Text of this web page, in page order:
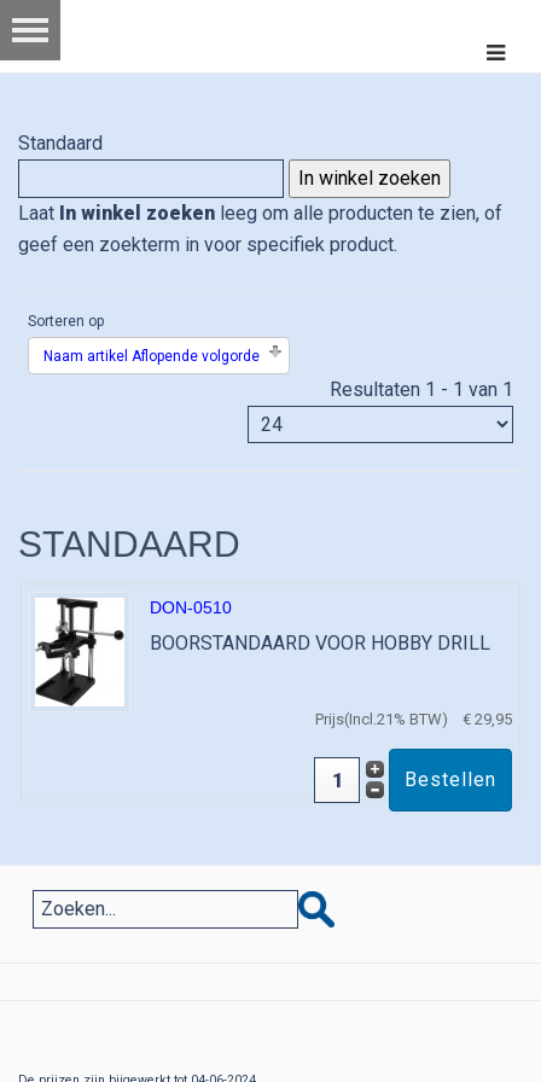
Standaard
Laat In winkel zoeken leeg om alle producten te zien, of
geef een zoekterm in voor specifiek product.
Sorteren op
Naam artikel Aflopende volgorde
Resultaten 1 - 1 van 1
STANDAARD
DON-0510
BOORSTANDAARD VOOR HOBBY DRILL
Prijs(Incl.21% BTW) € 29,95